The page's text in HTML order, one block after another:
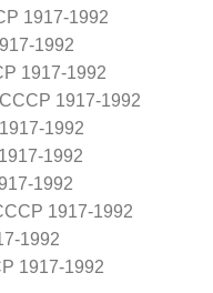
1917-1992
1992
1917-1992
1917-1992
1992
1992
1992
1917-1992
1992
1917-1992